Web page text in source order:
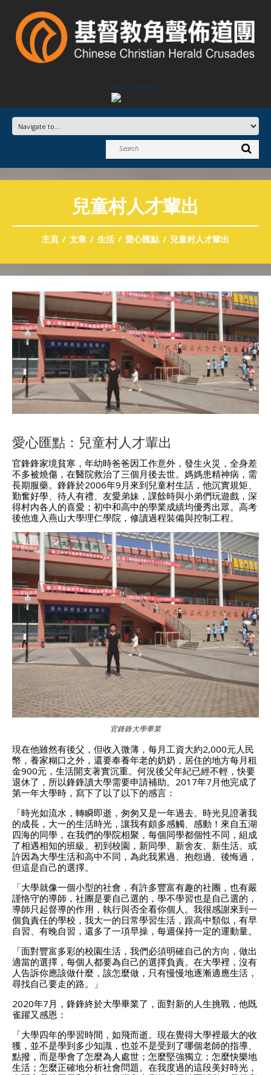
Advertisement
兒童村人才輩出
主頁 文章 生活 愛心匯點 兒童村人才輩出
愛心匯點：兒童村人才輩出
官鋒鋒家境貧寒，年幼時爸爸因工作意外，發生火災，全身差
不多被燒傷，在醫院救治了三個月後去世。媽媽患精神病，需
長期服藥。鋒鋒於2006年9月來到兒童村生話，他沉實規矩、
勤奮好學、待人有禮、友愛弟妹，課餘時與小弟們玩遊戲，深
得村內各人的喜愛；初中和高中的學業成績均優秀出眾。高考
後他進入燕山大學理仁學院，修讀過程裝備與控制工程。
官鋒鋒大學畢業
現在他雖然有後父，但收入微薄，每月工資大約2,000元人民
幣，養家糊口之外，還要奉養年老的奶奶，居住的地方每月租
金900元，生活開支著實沉重。何況後父年紀已經不輕，快要
退休了，所以鋒鋒讀大學需要申請補助。2017年7月他完成了
第一年大學時，寫下了以了以下的感言：
「時光如流水，轉瞬即逝，匆匆又是一年過去。時光見證著我
的成長，大一的生活時光，讓我有頗多感觸、感動！來自五湖
四海的同學，在我們的學院相聚，每個同學都個性不同，組成
了相遇相知的班級。初到校園，新同學、新舍友、新生活。或
許因為大學生活和高中不同，為此我累過、抱怨過、後悔過，
但這是自己的選擇。
「大學就像一個小型的社會，有許多豐富有趣的社團，也有嚴
謹恪守的導師，社團是要自己選的，學不學習也是自己選的，
導師只起督導的作用，執行與否全看你個人。我很感謝來到一
個負責任的學校，我大一的日常學習生活，跟高中類似，有早
自習、有晚自習，還多了一項早操，每週保持一定的運動量。
「面對豐富多彩的校園生活，我們必須明確自己的方向，做出
適當的選擇，每個人都要為自己的選擇負責。在大學裡，沒有
人告訴你應該做什麼，該怎麼做，只有慢慢地逐漸適應生活，
尋找自己要走的路。」
2020年7月，鋒鋒終於大學畢業了，面對新的人生挑戰，他既
雀躍又感恩：
「大學四年的學習時間，如飛而逝。現在覺得大學裡最大的收
獲，並不是學到多少知識，也並不是受到了哪個老師的指導、
點撥，而是學會了怎麼為人處世；怎麼堅強獨立；怎麼快樂地
生活；怎麼正確地分析社會問題。在我度過的這段美好時光，